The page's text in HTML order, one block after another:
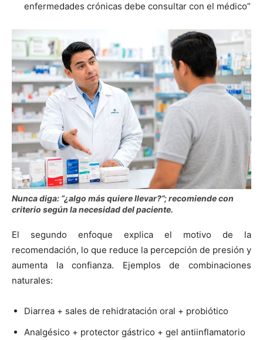
enfermedades crónicas debe consultar con el médico”
Nunca diga: “¿algo más quiere llevar?”; recomiende con
criterio según la necesidad del paciente.
El segundo enfoque explica el motivo de la
recomendación, lo que reduce la percepción de presión y
aumenta la confianza. Ejemplos de combinaciones
naturales:
Diarrea + sales de rehidratación oral + probiótico
Analgésico + protector gástrico + gel antiinflamatorio